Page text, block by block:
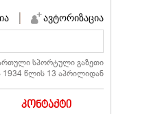
ავტორიზაცია
სპორტული გაზეთი
1934 წლის 13 აპრილიდან
კონტაქტი